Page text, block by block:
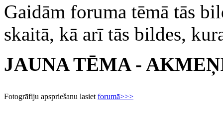
Gaidām foruma tēmā tās
skaitā, kā arī tās bildes,
JAUNA TĒMA -
Fotogrāfiju apspriešanu lasiet forumā>>>